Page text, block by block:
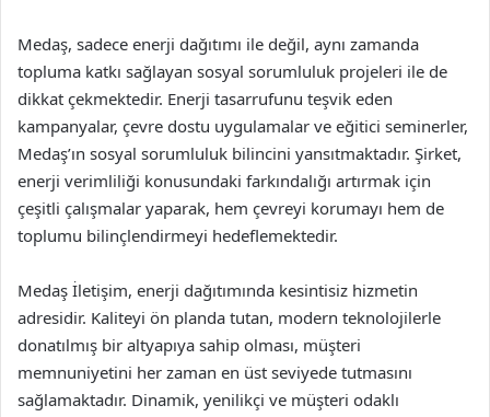
Medaş, sadece enerji dağıtımı ile değil, aynı zamanda
topluma katkı sağlayan sosyal sorumluluk projeleri ile de
dikkat çekmektedir. Enerji tasarrufunu teşvik eden
kampanyalar, çevre dostu uygulamalar ve eğitici seminerler,
Medaş’ın sosyal sorumluluk bilincini yansıtmaktadır. Şirket,
enerji verimliliği konusundaki farkındalığı artırmak için
çeşitli çalışmalar yaparak, hem çevreyi korumayı hem de
toplumu bilinçlendirmeyi hedeflemektedir.
Medaş İletişim, enerji dağıtımında kesintisiz hizmetin
adresidir. Kaliteyi ön planda tutan, modern teknolojilerle
donatılmış bir altyapıya sahip olması, müşteri
memnuniyetini her zaman en üst seviyede tutmasını
sağlamaktadır. Dinamik, yenilikçi ve müşteri odaklı